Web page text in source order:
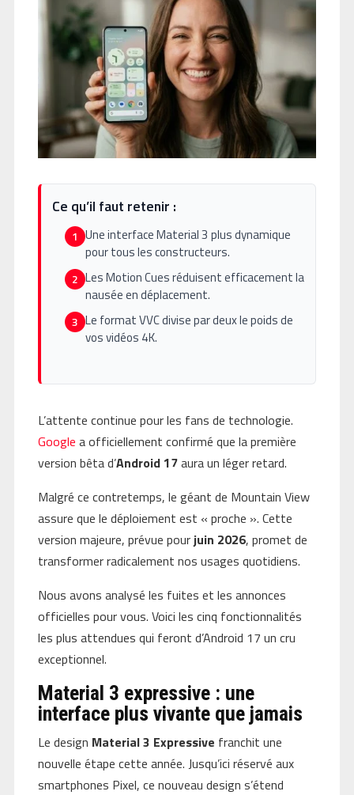
Ce qu’il faut retenir :
1 Une interface Material 3 plus dynamique
pour tous les constructeurs.
2 Les Motion Cues réduisent efficacement la
nausée en déplacement.
3 Le format VVC divise par deux le poids de
vos vidéos 4K.
L’attente continue pour les fans de technologie.
Google a officiellement confirmé que la première
version bêta d’Android 17aura un léger retard.
Malgré ce contretemps, le géant de Mountain View
assure que le déploiement est « proche ». Cette
version majeure, prévue pour juin 2026, promet de
transformer radicalement nos usages quotidiens.
Nous avons analysé les fuites et les annonces
officielles pour vous. Voici les cinq fonctionnalités
les plus attendues qui feront d’Android 17 un cru
exceptionnel.
Material 3 expressive : une
interface plus vivante que jamais
Le design Material 3 Expressive franchit une
nouvelle étape cette année. Jusqu’ici réservé aux
smartphones Pixel, ce nouveau design s’étend